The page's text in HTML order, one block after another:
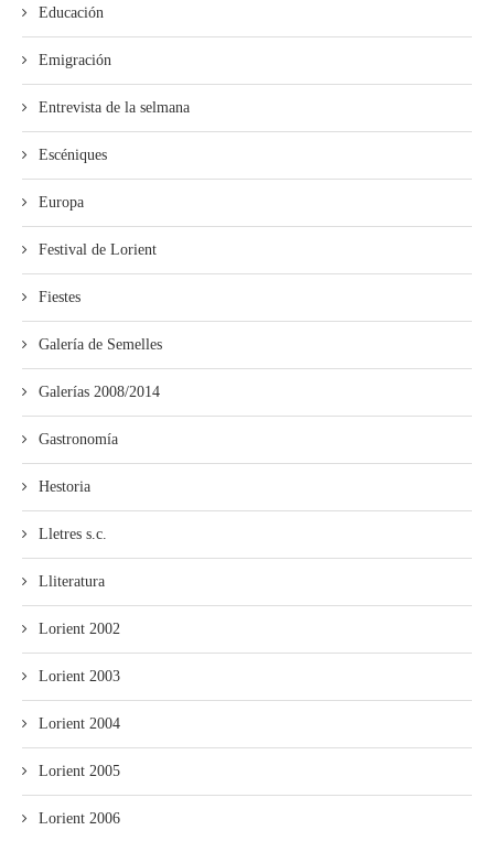
Educación
Emigración
Entrevista de la selmana
Escéniques
Europa
Festival de Lorient
Fiestes
Galería de Semelles
Galerías 2008/2014
Gastronomía
Hestoria
Lletres s.c.
Lliteratura
Lorient 2002
Lorient 2003
Lorient 2004
Lorient 2005
Lorient 2006